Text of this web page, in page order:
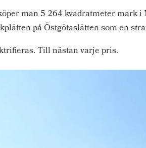
man 5 264 kvadratmeter mark
på Östgötaslätten som en
Till nästan varje pris.